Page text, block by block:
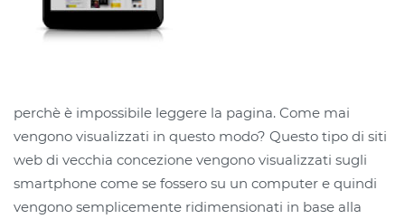
perchè è impossibile leggere la pagina. Come mai
vengono visualizzati in questo modo? Questo tipo di siti
web di vecchia concezione vengono visualizzati sugli
smartphone come se fossero su un computer e quindi
vengono semplicemente ridimensionati in base alla